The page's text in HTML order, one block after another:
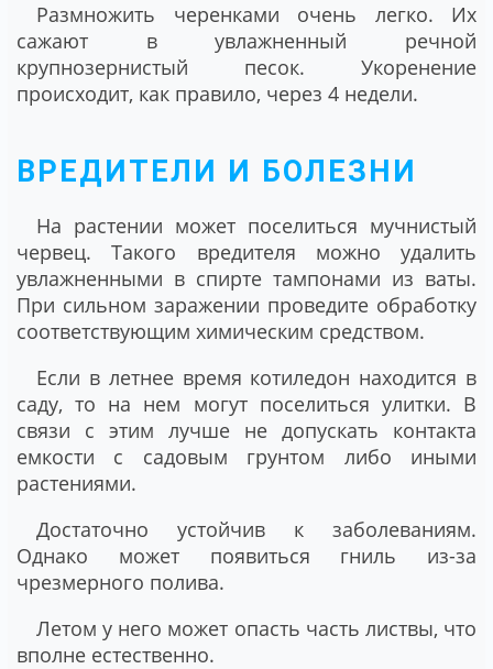
Размножить черенками очень легко. Их
сажают в увлажненный речной
крупнозернистый песок. Укоренение
происходит, как правило, через 4 недели.
ВРЕДИТЕЛИ И БОЛЕЗНИ
На растении может поселиться мучнистый
червец. Такого вредителя можно удалить
увлажненными в спирте тампонами из ваты.
При сильном заражении проведите обработку
соответствующим химическим средством.
Если в летнее время котиледон находится в
саду, то на нем могут поселиться улитки. В
связи с этим лучше не допускать контакта
емкости с садовым грунтом либо иными
растениями.
Достаточно устойчив к заболеваниям.
Однако может появиться гниль из-за
чрезмерного полива.
Летом у него может опасть часть листвы, что
вполне естественно.